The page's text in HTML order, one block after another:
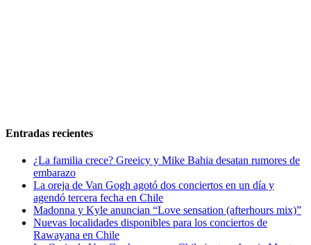
Entradas recientes
¿La familia crece? Greeicy y Mike Bahia desatan rumores de
embarazo
La oreja de Van Gogh agotó dos conciertos en un día y
agendó tercera fecha en Chile
Madonna y Kyle anuncian “Love sensation (afterhours mix)”
Nuevas localidades disponibles para los conciertos de
Rawayana en Chile